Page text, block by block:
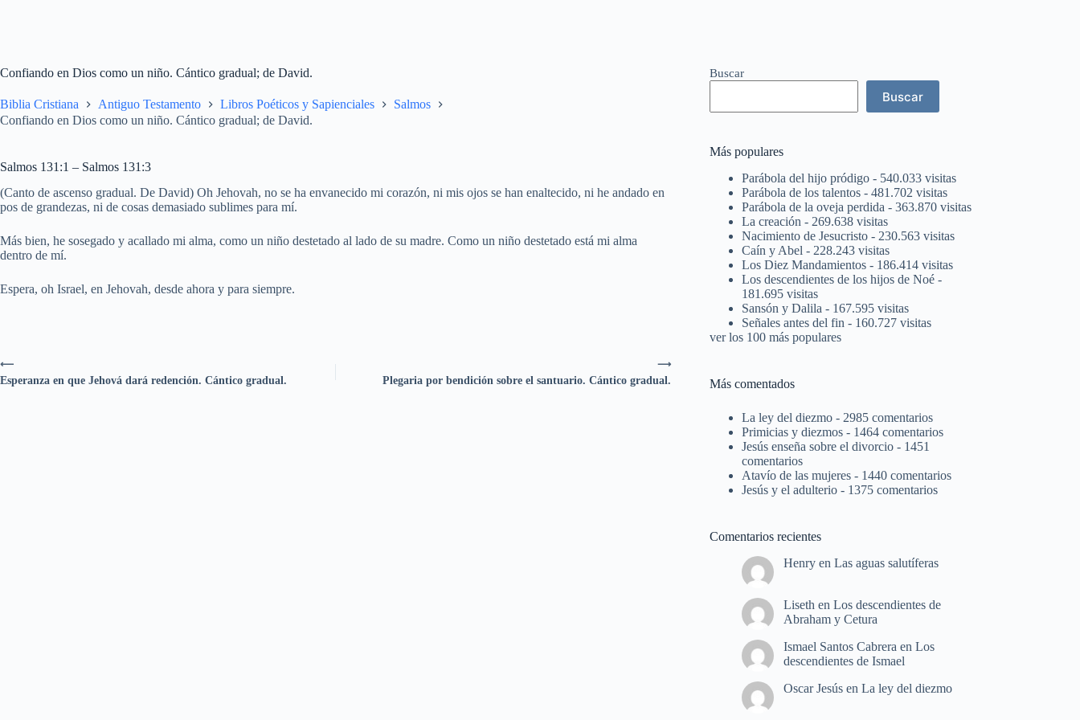
Confiando en Dios como un niño. Cántico gradual; de David.
Biblia Cristiana Antiguo Testamento Libros Poéticos y Sapienciales
Salmos
Confiando en Dios como un niño. Cántico gradual; de David.
Salmos 131:1 – Salmos 131:3
(Canto de ascenso gradual. De David) Oh Jehovah, no se ha envanecido mi corazón, ni mis ojos se han enaltecido, ni he andado en
pos de grandezas, ni de cosas demasiado sublimes para mí.
Más bien, he sosegado y acallado mi alma, como un niño destetado al lado de su madre. Como un niño destetado está mi alma
dentro de mí.
Espera, oh Israel, en Jehovah, desde ahora y para siempre.
⟶
Plegaria por bendición sobre el santuario. Cántico gradual.
⟵
Esperanza en que Jehová dará redención. Cántico gradual.
Buscar
Buscar
Más populares
Parábola del hijo pródigo - 540.033 visitas
Parábola de los talentos - 481.702 visitas
Parábola de la oveja perdida - 363.870 visitas
La creación - 269.638 visitas
Nacimiento de Jesucristo - 230.563 visitas
Caín y Abel - 228.243 visitas
Los Diez Mandamientos - 186.414 visitas
Los descendientes de los hijos de Noé -
181.695 visitas
Sansón y Dalila - 167.595 visitas
Señales antes del fin - 160.727 visitas
ver los 100 más populares
Más comentados
La ley del diezmo - 2985 comentarios
Primicias y diezmos - 1464 comentarios
Jesús enseña sobre el divorcio - 1451
comentarios
Atavío de las mujeres - 1440 comentarios
Jesús y el adulterio - 1375 comentarios
Comentarios recientes
Henry enLas aguas salutíferas
Liseth enLos descendientes de
Abraham y Cetura
Ismael Santos Cabrera enLos
descendientes de Ismael
Oscar Jesús enLa ley del diezmo